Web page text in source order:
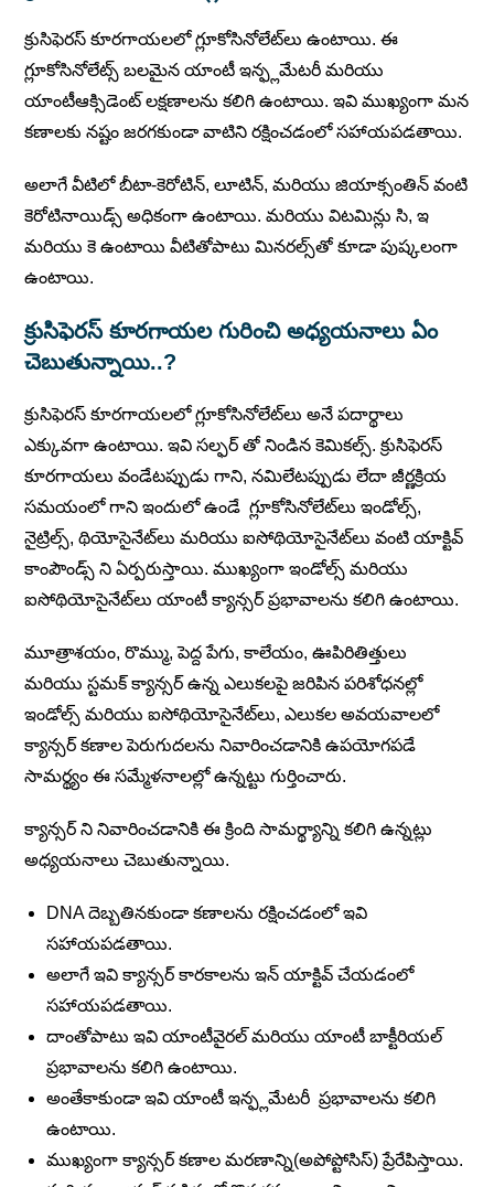
క్రుసిఫెరస్ కూరగాయలలో గ్లూకోసినోలేట్‌లు ఉంటాయి. ఈ
గ్లూకోసినోలేట్స్ బలమైన యాంటీ ఇన్ఫ్లమేటరీ మరియు
యాంటీఆక్సిడెంట్ లక్షణాలను కలిగి ఉంటాయి. ఇవి ముఖ్యంగా మన
కణాలకు నష్టం జరగకుండా వాటిని రక్షించడంలో సహాయపడతాయి.
అలాగే వీటిలో బీటా-కెరోటిన్, లూటిన్, మరియు జియాక్సంతిన్ వంటి
కెరోటినాయిడ్స్ అధికంగా ఉంటాయి. మరియు విటమిన్లు సి, ఇ
మరియు కె ఉంటాయి వీటితోపాటు మినరల్స్‌తో కూడా పుష్కలంగా
ఉంటాయి.
క్రుసిఫెరస్ కూరగాయల గురించి అధ్యయనాలు ఏం
చెబుతున్నాయి..?
క్రుసిఫెరస్ కూరగాయలలో గ్లూకోసినోలేట్‌లు అనే పదార్థాలు
ఎక్కువగా ఉంటాయి. ఇవి సల్ఫర్ తో నిండిన కెమికల్స్. క్రుసిఫెరస్
కూరగాయలు వండేటప్పుడు గాని, నమిలేటప్పుడు లేదా జీర్ణక్రియ
సమయంలో గాని ఇందులో ఉండే గ్లూకోసినోలేట్‌లు ఇండోల్స్,
నైట్రిల్స్, థియోసైనేట్‌లు మరియు ఐసోథియోసైనేట్‌లు వంటి యాక్టివ్
కాంపౌండ్స్ ని ఏర్పరుస్తాయి. ముఖ్యంగా ఇండోల్స్ మరియు
ఐసోథియోసైనేట్‌లు యాంటీ క్యాన్సర్ ప్రభావాలను కలిగి ఉంటాయి.
మూత్రాశయం, రొమ్ము, పెద్ద పేగు, కాలేయం, ఊపిరితిత్తులు
మరియు స్టమక్ క్యాన్సర్ ఉన్న ఎలుకలపై జరిపిన పరిశోధనల్లో
ఇండోల్స్ మరియు ఐసోథియోసైనేట్‌లు, ఎలుకల అవయవాలలో
క్యాన్సర్ కణాల పెరుగుదలను నివారించడానికి ఉపయోగపడే
సామర్థ్యం ఈ సమ్మేళనాలల్లో ఉన్నట్టు గుర్తించారు.
క్యాన్సర్ ని నివారించడానికి ఈ క్రింది సామర్థ్యాన్ని కలిగి ఉన్నట్లు
అధ్యయనాలు చెబుతున్నాయి.
DNA దెబ్బతినకుండా కణాలను రక్షించడంలో ఇవి
సహాయపడతాయి.
అలాగే ఇవి క్యాన్సర్ కారకాలను ఇన్ యాక్టివ్ చేయడంలో
సహాయపడతాయి.
దాంతోపాటు ఇవి యాంటీవైరల్ మరియు యాంటీ బాక్టీరియల్
ప్రభావాలను కలిగి ఉంటాయి.
అంతేకాకుండా ఇవి యాంటీ ఇన్ఫ్లమేటరీ ప్రభావాలను కలిగి
ఉంటాయి.
ముఖ్యంగా క్యాన్సర్ కణాల మరణాన్ని(అపోప్టోసిస్) ప్రేరేపిస్తాయి.